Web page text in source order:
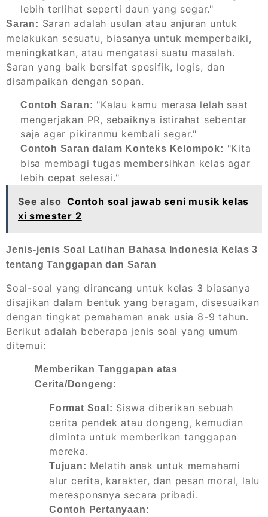
lebih terlihat seperti daun yang segar."
Saran: Saran adalah usulan atau anjuran untuk
melakukan sesuatu, biasanya untuk memperbaiki,
meningkatkan, atau mengatasi suatu masalah.
Saran yang baik bersifat spesifik, logis, dan
disampaikan dengan sopan.
Contoh Saran: "Kalau kamu merasa lelah saat
mengerjakan PR, sebaiknya istirahat sebentar
saja agar pikiranmu kembali segar."
Contoh Saran dalam Konteks Kelompok: "Kita
bisa membagi tugas membersihkan kelas agar
lebih cepat selesai."
See also Contoh soal jawab seni musik kelas
xi smester 2
Jenis-jenis Soal Latihan Bahasa Indonesia Kelas 3
tentang Tanggapan dan Saran
Soal-soal yang dirancang untuk kelas 3 biasanya
disajikan dalam bentuk yang beragam, disesuaikan
dengan tingkat pemahaman anak usia 8-9 tahun.
Berikut adalah beberapa jenis soal yang umum
ditemui:
Memberikan Tanggapan atas
Cerita/Dongeng:
Format Soal: Siswa diberikan sebuah
cerita pendek atau dongeng, kemudian
diminta untuk memberikan tanggapan
mereka.
Tujuan: Melatih anak untuk memahami
alur cerita, karakter, dan pesan moral, lalu
meresponsnya secara pribadi.
Contoh Pertanyaan: